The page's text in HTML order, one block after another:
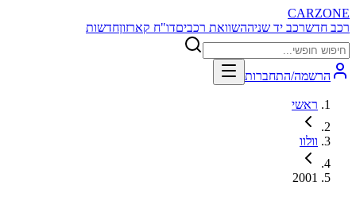
CARZONE
רכב חדשרכב יד שניההשוואת רכביםדו"ח קארזוןחדשות
הרשמה/התחברות
ראשי
וולוו
2001